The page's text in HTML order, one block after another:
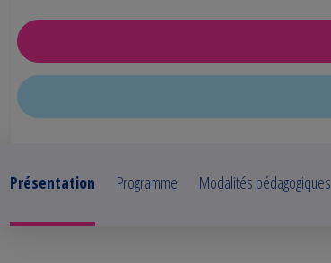
Présentation Programme Modalités pédagogiques